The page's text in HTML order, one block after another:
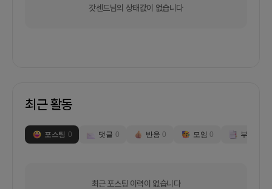
갓센드님의 상태값이 없습니다
최근 활동
포스팅 0 댓글 0 반응 0 모임 0 부스
최근 포스팅 이력이 없습니다